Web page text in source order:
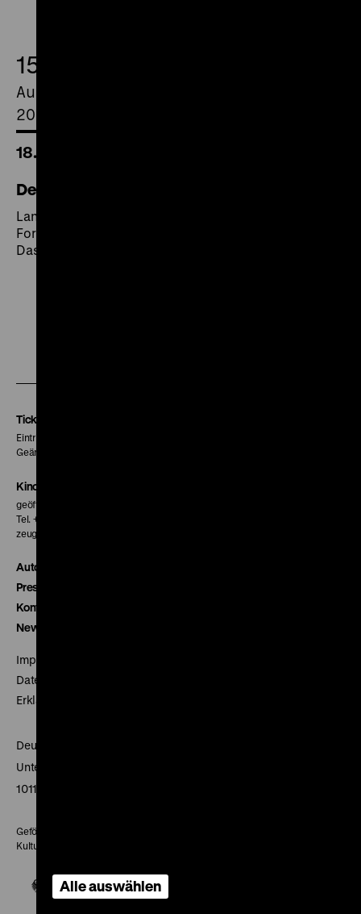
15.
August
2021
18.00 Uhr
Der Teufelsreporter
Land und Jahr: D 1926
Format: 35mm
Das Haupttelegraphenamt Berlin / Der Teufelsreporter
Tickets
Eintritt 5 €
Geänderte Preise sind im Programm vermerkt.
Kinokasse
geöffnet 30 Minuten vor Beginn der ersten Vorstellung
Tel. + 49 30 20304-770
zeughauskino@dhm.de
Autor*innen
Presse
Kontakt
Newsletter
Impressum
Datenschutz
Erklärung digitale Barrierefreiheit
Deutsches Historisches Museum
Unter den Linden 2
10117 Berlin
Gefördert mit Mitteln des Beauftragten der Bundesregierung für
Kultur und Medien
Alle auswählen